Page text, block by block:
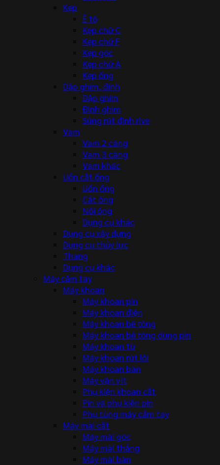
Kẹp
Ê tô
Kẹp chữ C
Kẹp chữ F
Kẹp góc
Kẹp chữ A
Kẹp ống
Dập ghim, đinh
Dập ghim
Đinh ghim
Súng rút đinh rive
Vam
Vam 2 càng
Vam 3 càng
Vam khác
Uốn cắt ống
Uốn ống
Cắt ống
Nối ống
Dụng cụ khác
Dụng cụ xây dựng
Dụng cụ thủy lực
Thang
Dụng cụ khác
Máy cầm tay
Máy khoan
Máy khoan pin
Máy khoan điện
Máy khoan bê tông
Máy khoan bê tông dùng pin
Máy khoan từ
Máy khoan rút lõi
Máy khoan bàn
Máy vặn vít
Phụ kiện khoan cắt
Pin và phụ kiện pin
Phụ tùng máy cầm tay
Máy mài cắt
Máy mài góc
Máy mài thẳng
Máy mài bàn